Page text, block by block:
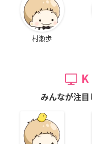
村瀬歩
みんなが注目